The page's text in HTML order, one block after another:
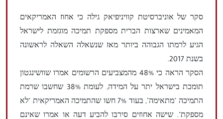
סקר של אוניברסיטת קוויניפיאק גילה כי אחוז האמריקאים
המאמינים שארצות הברית מספקת תמיכה מוגזמת לישראל
הגיע לרמתו הגבוהה ביותר מאז שנשאלה השאלה לראשונה
בשנת 2017.
הסקר הראה כי 48% מהמצביעים הרשומים אמרו שוושינגטון
תומכת בישראל יתר על המידה, לעומת 38% שחשבו שרמת
התמיכה "מתאימה", בעוד 7% חשו שהתמיכה האמריקאית "לא
מספקת". שישה אחוזים סירבו להביע דעה או אמרו שאינם